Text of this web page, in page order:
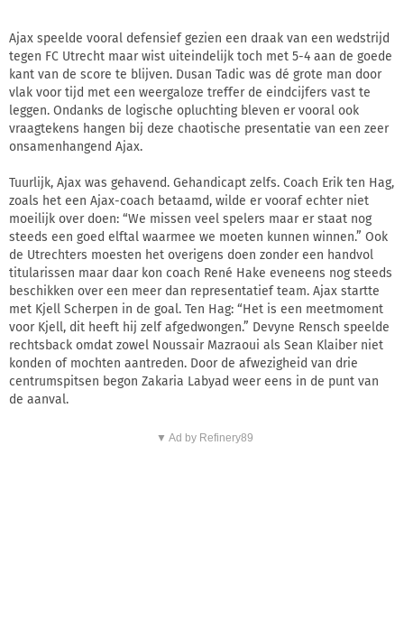
Ajax speelde vooral defensief gezien een draak van een wedstrijd
tegen FC Utrecht maar wist uiteindelijk toch met 5-4 aan de goede
kant van de score te blijven. Dusan Tadic was dé grote man door
vlak voor tijd met een weergaloze treffer de eindcijfers vast te
leggen. Ondanks de logische opluchting bleven er vooral ook
vraagtekens hangen bij deze chaotische presentatie van een zeer
onsamenhangend Ajax.
Tuurlijk, Ajax was gehavend. Gehandicapt zelfs. Coach Erik ten Hag,
zoals het een Ajax-coach betaamd, wilde er vooraf echter niet
moeilijk over doen: “We missen veel spelers maar er staat nog
steeds een goed elftal waarmee we moeten kunnen winnen.” Ook
de Utrechters moesten het overigens doen zonder een handvol
titularissen maar daar kon coach René Hake eveneens nog steeds
beschikken over een meer dan representatief team. Ajax startte
met Kjell Scherpen in de goal. Ten Hag: “Het is een meetmoment
voor Kjell, dit heeft hij zelf afgedwongen.” Devyne Rensch speelde
rechtsback omdat zowel Noussair Mazraoui als Sean Klaiber niet
konden of mochten aantreden. Door de afwezigheid van drie
centrumspitsen begon Zakaria Labyad weer eens in de punt van
de aanval.
▼ Ad by Refinery89